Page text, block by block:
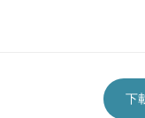
下